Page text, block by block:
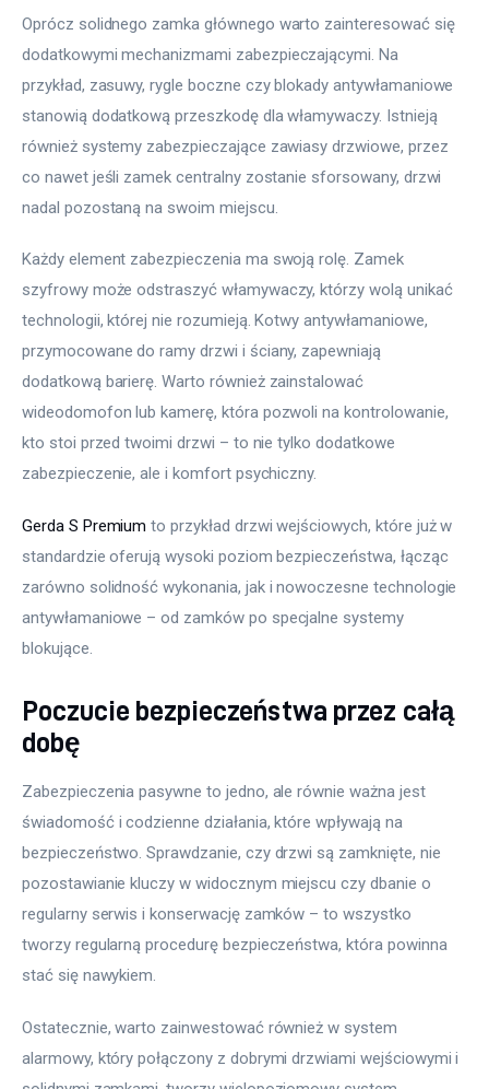
Oprócz solidnego zamka głównego warto zainteresować się
dodatkowymi mechanizmami zabezpieczającymi. Na
przykład, zasuwy, rygle boczne czy blokady antywłamaniowe
stanowią dodatkową przeszkodę dla włamywaczy. Istnieją
również systemy zabezpieczające zawiasy drzwiowe, przez
co nawet jeśli zamek centralny zostanie sforsowany, drzwi
nadal pozostaną na swoim miejscu.
Każdy element zabezpieczenia ma swoją rolę. Zamek
szyfrowy może odstraszyć włamywaczy, którzy wolą unikać
technologii, której nie rozumieją. Kotwy antywłamaniowe,
przymocowane do ramy drzwi i ściany, zapewniają
dodatkową barierę. Warto również zainstalować
wideodomofon lub kamerę, która pozwoli na kontrolowanie,
kto stoi przed twoimi drzwi – to nie tylko dodatkowe
zabezpieczenie, ale i komfort psychiczny.
Gerda S Premium to przykład drzwi wejściowych, które już w
standardzie oferują wysoki poziom bezpieczeństwa, łącząc
zarówno solidność wykonania, jak i nowoczesne technologie
antywłamaniowe – od zamków po specjalne systemy
blokujące.
Poczucie bezpieczeństwa przez całą
dobę
Zabezpieczenia pasywne to jedno, ale równie ważna jest
świadomość i codzienne działania, które wpływają na
bezpieczeństwo. Sprawdzanie, czy drzwi są zamknięte, nie
pozostawianie kluczy w widocznym miejscu czy dbanie o
regularny serwis i konserwację zamków – to wszystko
tworzy regularną procedurę bezpieczeństwa, która powinna
stać się nawykiem.
Ostatecznie, warto zainwestować również w system
alarmowy, który połączony z dobrymi drzwiami wejściowymi i